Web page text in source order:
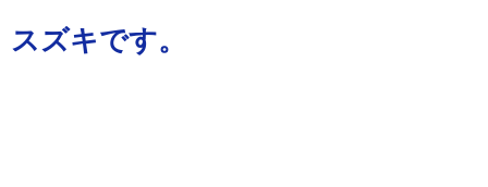
スズキです。